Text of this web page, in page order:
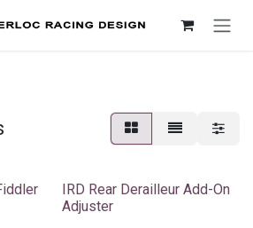
IRD Rear Derailleur Add-On
Adjuster